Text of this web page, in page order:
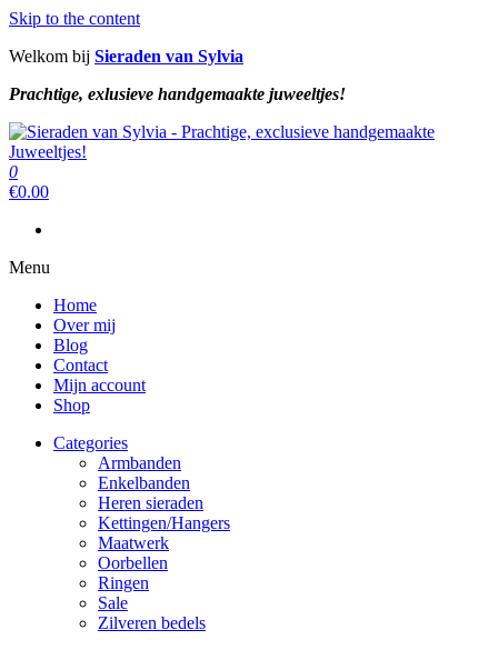
Skip to the content
Welkom bij Sieraden van Sylvia
Prachtige, exlusieve handgemaakte juweeltjes!
Sieraden van Sylvia
Prachtige, exclusieve handgemaakte juweeltjes!
Sieraden van Sylvia
Prachtige, exclusieve handgemaakte juweeltjes!
0
€0.00
Menu
Home
Over mij
Blog
Contact
Mijn account
Shop
Categories
Armbanden
Enkelbanden
Heren sieraden
Kettingen/Hangers
Maatwerk
Oorbellen
Ringen
Sale
Zilveren bedels